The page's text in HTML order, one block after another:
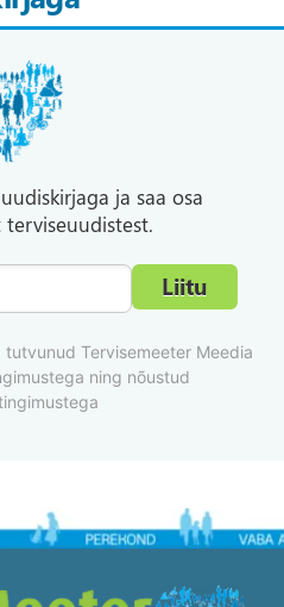
peavaludele?
Kuidas
õigesti
tarvitada?
leevendada
peavalu kodus
pöörduma?
peavalu üha
ja saa osa
terviseuudistest.
Tervisemeeter Meedia
ning nõustud